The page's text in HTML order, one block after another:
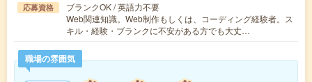
応募資格
ブランクOK / 英語力不要
Web関連知識。Web制作もしくは、コーディング経験者。ス
キル・経験・ブランクに不安がある方でも大丈…
職場の雰囲気